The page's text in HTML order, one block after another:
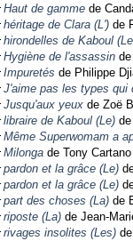
Haut de gamme de
héritage de Clara (L') de
hirondelles de Kaboul
Hygiène de l'assassin
Impuretés de Philippe
J'aime pas les types qui
Jusqu'aux yeux de Zoë
libraire de Kaboul (Le)
Même Superwomam a
Milonga de Tony Cartano
pardon et la grâce (Le)
pardon et la grâce (Le)
part des choses (La) de
riposte (La) de Jean-
rivages insolites (Les)